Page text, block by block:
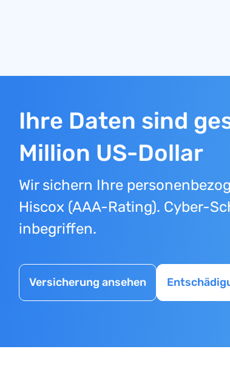
Ihre Daten sind
Million US-Dollar
Wir sichern Ihre
Hiscox (AAA-Rating). Cyber-
inbegriffen.
Versicherung ansehen